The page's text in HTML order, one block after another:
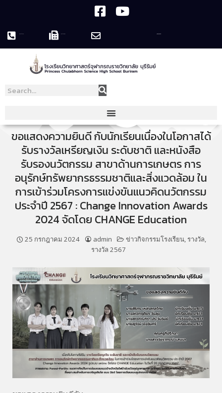
ขอแสดงความยินดี กับนักเรียนเนื่องในโอกาสได้
รับรางวัลเหรียญเงิน ระดับชาติ และหนังสือ
รับรองนวัตกรรม สาขาด้านการเกษตร การ
อนุรักษ์ทรัพยากรธรรมชาติและสิ่งแวดล้อม ใน
การเข้าร่วมโครงการแข่งขันแนวคิดนวัตกรรม
ประจำปี 2567 : Change Innovation Awards
2024 จัดโดย CHANGE Education
25 กรกฎาคม 2024 admin ข่าวกิจกรรมโรงเรียน,รางวัล,
รางวัล 2567